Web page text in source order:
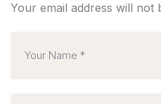
Your email address will not